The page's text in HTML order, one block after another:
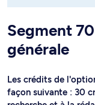
- l'option
est suivie selon
- l'option
Segment
générale
Les crédits de
façon suivante : 30